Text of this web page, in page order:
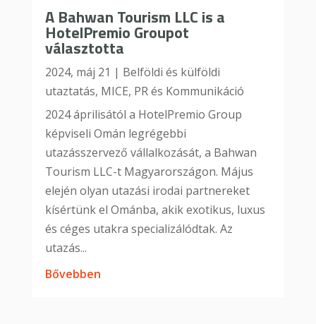
A Bahwan Tourism LLC is a
HotelPremio Groupot
választotta
2024, máj 21 | Belföldi és külföldi
utaztatás, MICE, PR és Kommunikáció
2024 áprilisától a HotelPremio Group
képviseli Omán legrégebbi
utazásszervező vállalkozását, a Bahwan
Tourism LLC-t Magyarországon. Május
elején olyan utazási irodai partnereket
kísértünk el Ománba, akik exotikus, luxus
és céges utakra specializálódtak. Az
utazás...
bővebben